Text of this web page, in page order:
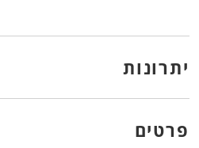
יתרונות
פרטים